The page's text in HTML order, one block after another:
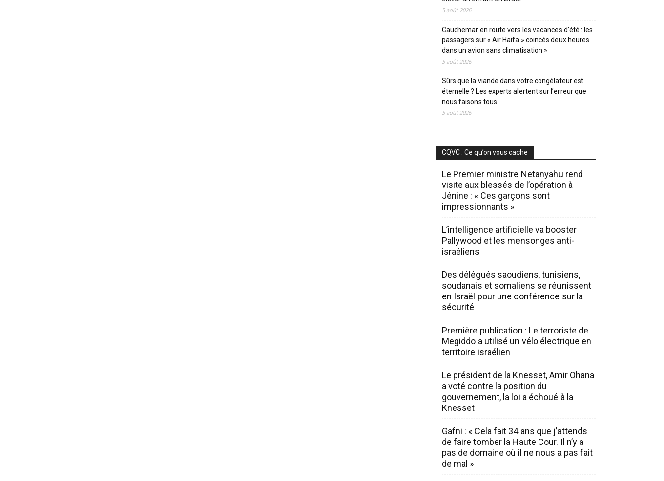
5 août 2026
Cauchemar en route vers les vacances d’été : les
passagers sur « Air Haifa » coincés deux heures
dans un avion sans climatisation »
5 août 2026
Sûrs que la viande dans votre congélateur est
éternelle ? Les experts alertent sur l’erreur que
nous faisons tous
5 août 2026
CQVC : Ce qu’on vous cache
Le Premier ministre Netanyahu rend
visite aux blessés de l’opération à
Jénine : « Ces garçons sont
impressionnants »
L’intelligence artificielle va booster
Pallywood et les mensonges anti-
israéliens
Des délégués saoudiens, tunisiens,
soudanais et somaliens se réunissent
en Israël pour une conférence sur la
sécurité
Première publication : Le terroriste de
Megiddo a utilisé un vélo électrique en
territoire israélien
Le président de la Knesset, Amir Ohana
a voté contre la position du
gouvernement, la loi a échoué à la
Knesset
Gafni : « Cela fait 34 ans que j’attends
de faire tomber la Haute Cour. Il n’y a
pas de domaine où il ne nous a pas fait
de mal »